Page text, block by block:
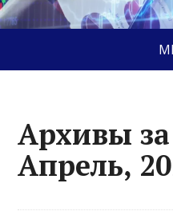
Архивы
Апрель,